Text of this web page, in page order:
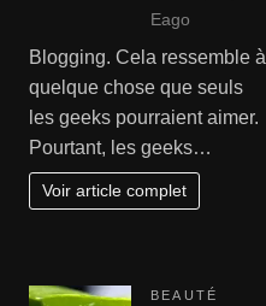
Eago
Blogging. Cela ressemble à
quelque chose que seuls
les geeks pourraient aimer.
Pourtant, les geeks…
Voir article complet
BEAUTÉ